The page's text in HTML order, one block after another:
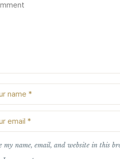
my name, email, and website in this